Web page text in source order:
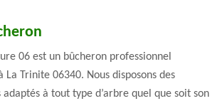
06 est un bûcheron professionnel
La Trinite 06340. Nous disposons des
adaptés à tout type d’arbre quel que soit son